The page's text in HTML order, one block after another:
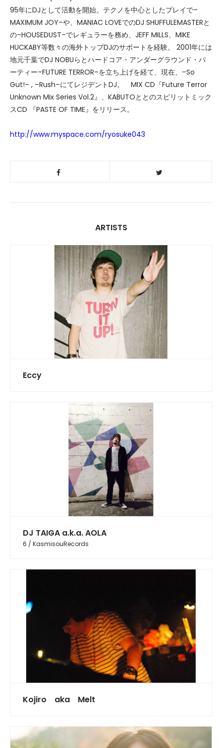
95年にDJとして活動を開始。テクノを中心としたプレイで–
MAXIMUM JOY–や、MANIAC LOVEでのDJ SHUFFULEMASTERと
の–HOUSEDUST–でレギュラーを務め、JEFF MILLS、MIKE
HUCKABY等数々の海外トップDJのサポートを経験。 2001年には
地元千葉でDJ NOBUらとハードコア・アンダーグラウンド・パ
ーティー–FUTURE TERROR–を立ち上げを経て、現在、–So
Gut!– , –Rush–にてレジデントDJ。 MIX CD『Future Terror
Unknown Mix Series Vol.2』、KABUTOととのスピリットミック
スCD 『PASTE OF TIME』をリリース。
http://www.myspace.com/ryosuke043
ARTISTS
Eccy
DJ TAIGA a.k.a. AOLA
6 / KasmisouRecords
Kojiro aka Melt